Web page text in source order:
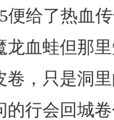
给了热血
龙血蛙但那
，只是洞
的行会回城